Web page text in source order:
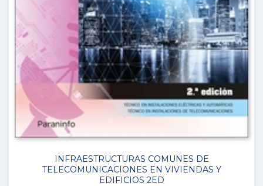
INFRAESTRUCTURAS COMUNES DE
TELECOMUNICACIONES EN VIVIENDAS Y
EDIFICIOS 2ED